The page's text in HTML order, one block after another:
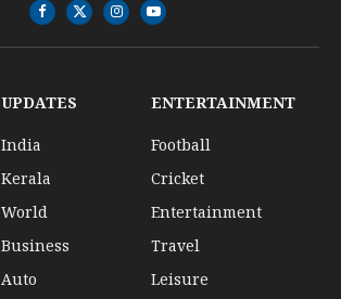
Facebook
X
(Twitter)
InstagramYouTube
UPDATES
India
Kerala
World
Business
Auto
ENTERTAINMENT
Football
Cricket
Entertainment
Travel
Leisure